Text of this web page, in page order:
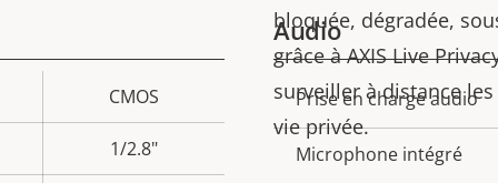
bloquée, dégradée,
grâce à AXIS Live
surveiller à distance
vie privée.
CMOS
1/2.8"
Audio
Description
de la
propriété
de
Prise en charge audio
Microphone intégré